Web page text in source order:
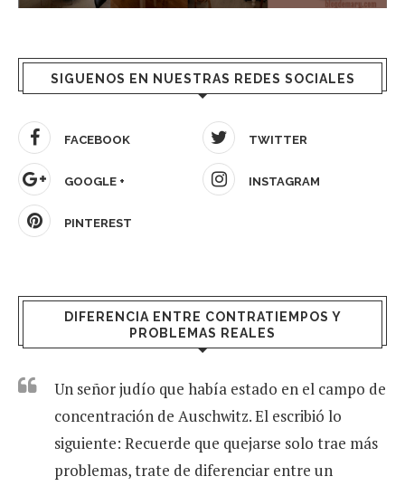
SIGUENOS EN NUESTRAS REDES SOCIALES
FACEBOOK TWITTER
GOOGLE + INSTAGRAM
PINTEREST
DIFERENCIA ENTRE CONTRATIEMPOS Y
PROBLEMAS REALES
Un señor judío que había estado en el campo de
concentración de Auschwitz. El escribió lo
siguiente: Recuerde que quejarse solo trae más
problemas, trate de diferenciar entre un